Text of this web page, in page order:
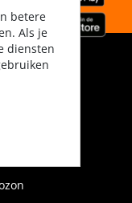
betere
Als je
diensten